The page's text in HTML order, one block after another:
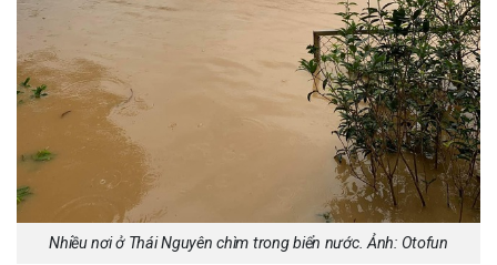
Nhiều nơi ở Thái Nguyên chìm trong biển nước. Ảnh: Otofun